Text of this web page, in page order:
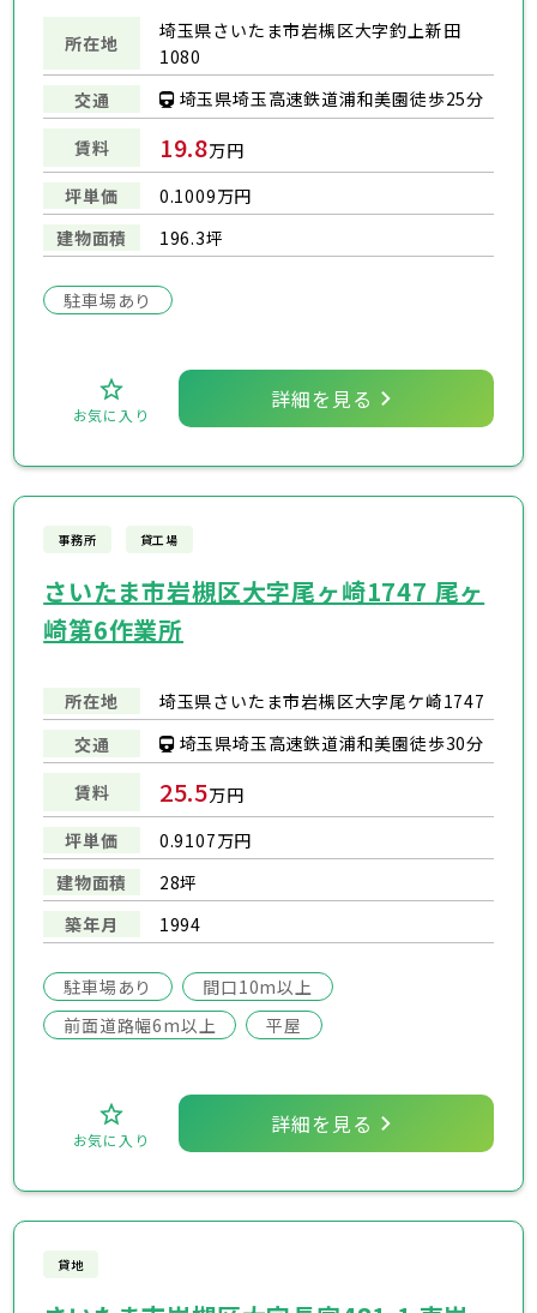
所在地
埼玉県さいたま市岩槻区大字釣上新田
1080
交通
埼玉県埼玉高速鉄道浦和美園徒歩25分
賃料 19.8万円
坪単価
0.1009万円
建物面積
196.3坪
駐車場あり
お気に入り
詳細を見る
事務所 貸工場
さいたま市岩槻区大字尾ヶ崎1747 尾ヶ
崎第6作業所
所在地
埼玉県さいたま市岩槻区大字尾ケ崎1747
交通
埼玉県埼玉高速鉄道浦和美園徒歩30分
賃料 25.5万円
坪単価
0.9107万円
建物面積
28坪
築年月
1994
駐車場あり
間口10m以上
前面道路幅6m以上
平屋
お気に入り
詳細を見る
貸地